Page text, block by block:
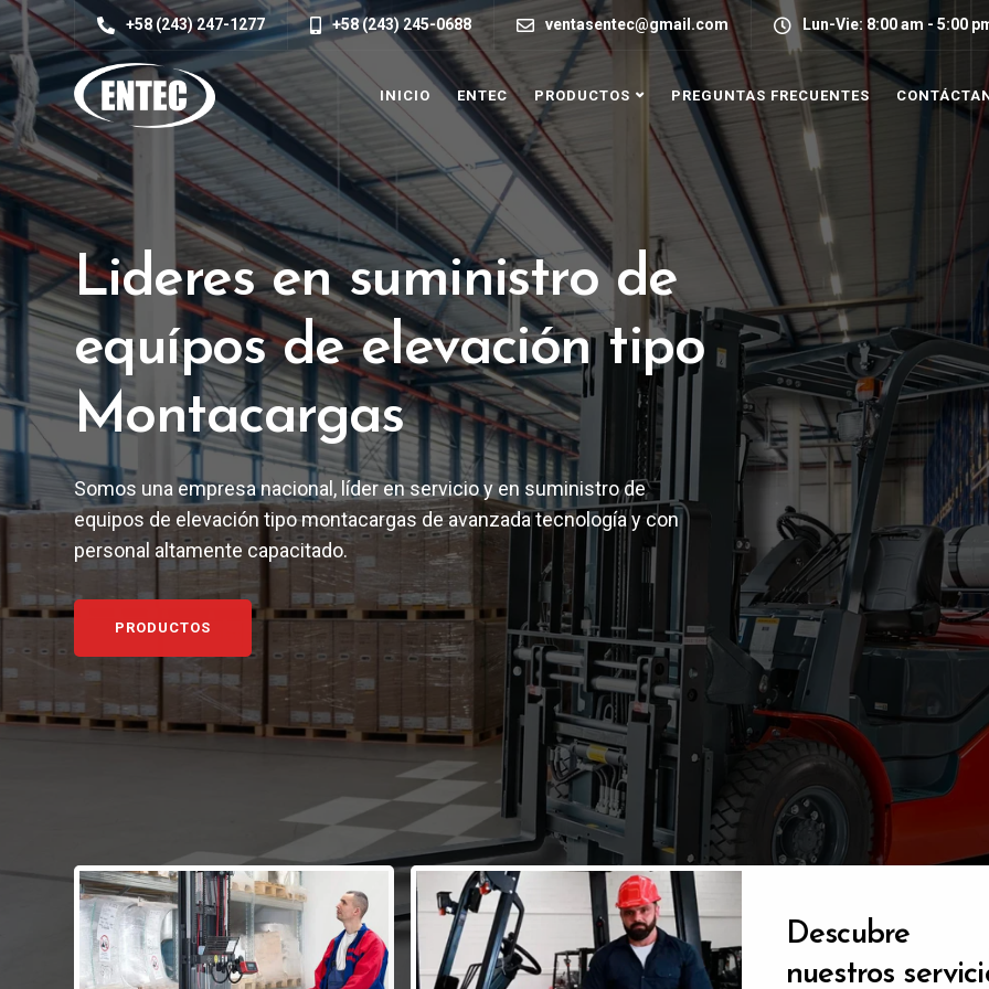
+58 (243) 247-1277 +58 (243) 245-0688 ventasentec@gmail.com Lun-Vie: 8:00 am - 5:00
INICIO ENTEC PRODUCTOS PREGUNTAS FRECUENTES
Lideres en suministro de
equípos de elevación tipo
Montacargas
Somos una empresa nacional, líder en servicio y en suministro de
equipos de elevación tipo montacargas de avanzada tecnología y con
personal altamente capacitado.
PRODUCTOS
Catálogo de
Productos
Descubre
nuestros